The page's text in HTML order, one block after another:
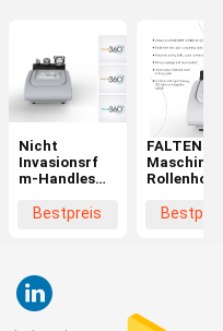
Nicht
Invasionsrf
m-Handles
Body, der
Bestpreis
FALTEN-
Körper-